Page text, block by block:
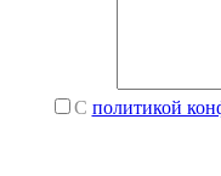
С политикой